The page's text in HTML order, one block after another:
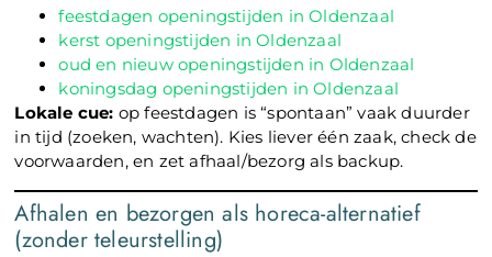
feestdagen openingstijden in Oldenzaal
kerst openingstijden in Oldenzaal
oud en nieuw openingstijden in Oldenzaal
koningsdag openingstijden in Oldenzaal
Lokale cue: op feestdagen is “spontaan” vaak duurder
in tijd (zoeken, wachten). Kies liever één zaak, check de
voorwaarden, en zet afhaal/bezorg als backup.
Afhalen en bezorgen als horeca-alternatief
(zonder teleurstelling)